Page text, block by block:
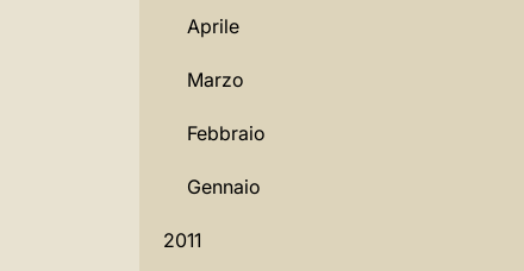
Aprile
Marzo
Febbraio
Gennaio
2011